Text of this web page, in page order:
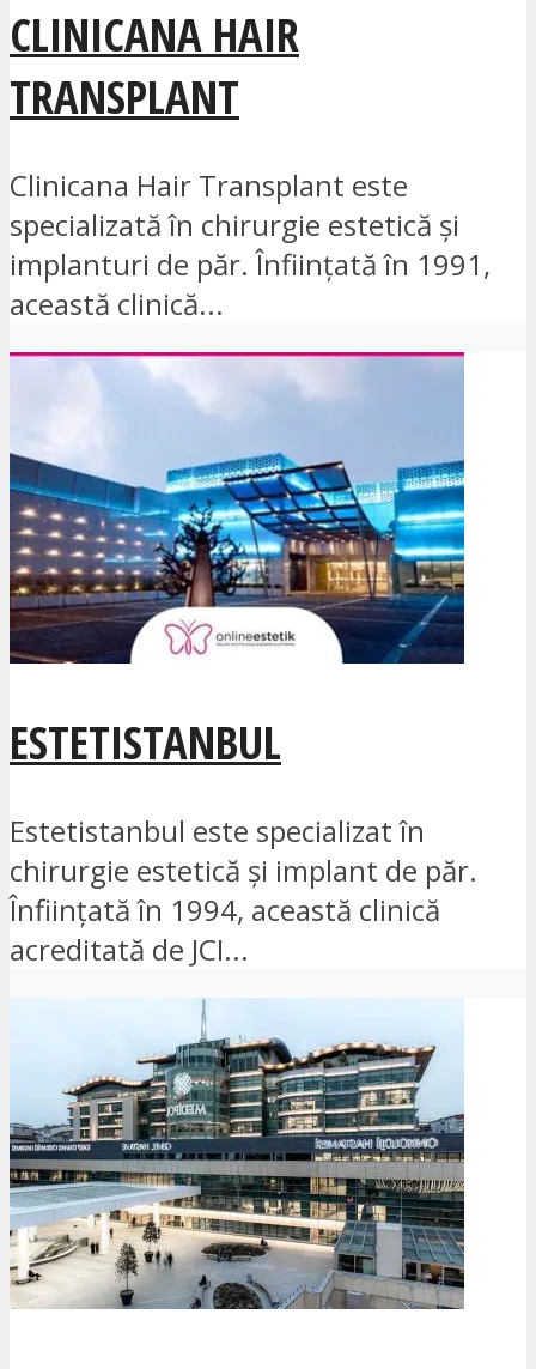
CLINICANA HAIR
TRANSPLANT
Clinicana Hair Transplant este
specializată în chirurgie estetică și
implanturi de păr. Înființată în 1991,
această clinică...
ESTETISTANBUL
Estetistanbul este specializat în
chirurgie estetică și implant de păr.
Înființată în 1994, această clinică
acreditată de JCI...